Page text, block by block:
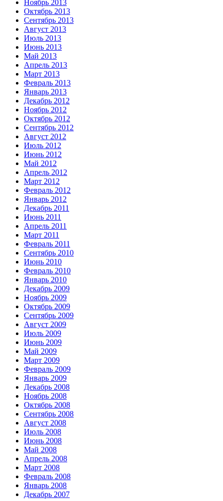
Ноябрь 2013
Октябрь 2013
Сентябрь 2013
Август 2013
Июль 2013
Июнь 2013
Май 2013
Апрель 2013
Март 2013
Февраль 2013
Январь 2013
Декабрь 2012
Ноябрь 2012
Октябрь 2012
Сентябрь 2012
Август 2012
Июль 2012
Июнь 2012
Май 2012
Апрель 2012
Март 2012
Февраль 2012
Январь 2012
Декабрь 2011
Июнь 2011
Апрель 2011
Март 2011
Февраль 2011
Сентябрь 2010
Июнь 2010
Февраль 2010
Январь 2010
Декабрь 2009
Ноябрь 2009
Октябрь 2009
Сентябрь 2009
Август 2009
Июль 2009
Июнь 2009
Май 2009
Март 2009
Февраль 2009
Январь 2009
Декабрь 2008
Ноябрь 2008
Октябрь 2008
Сентябрь 2008
Август 2008
Июль 2008
Июнь 2008
Май 2008
Апрель 2008
Март 2008
Февраль 2008
Январь 2008
Декабрь 2007